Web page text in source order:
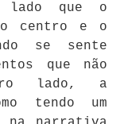
lado que o
centro e o
se sente
que não
lado, a
tendo um